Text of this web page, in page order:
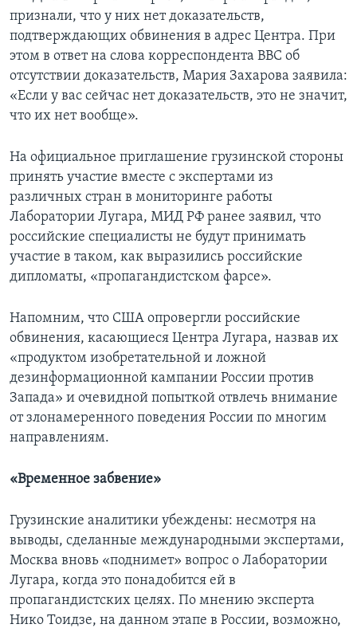
признали, что у них нет доказательств,
подтверждающих обвинения в адрес Центра. При
этом в ответ на слова корреспондента BBC об
отсутствии доказательств, Мария Захарова заявила:
«Если у вас сейчас нет доказательств, это не значит,
что их нет вообще».
На официальное приглашение грузинской стороны
принять участие вместе с экспертами из
различных стран в мониторинге работы
Лаборатории Лугара, МИД РФ ранее заявил, что
российские специалисты не будут принимать
участие в таком, как выразились российские
дипломаты, «пропагандистском фарсе».
Напомним, что США опровергли российские
обвинения, касающиеся Центра Лугара, назвав их
«продуктом изобретательной и ложной
дезинформационной кампании России против
Запада» и очевидной попыткой отвлечь внимание
от злонамеренного поведения России по многим
направлениям.
«Временное забвение»
Грузинские аналитики убеждены: несмотря на
выводы, сделанные международными экспертами,
Москва вновь «поднимет» вопрос о Лаборатории
Лугара, когда это понадобится ей в
пропагандистских целях. По мнению эксперта
Нико Тоидзе, на данном этапе в России, возможно,